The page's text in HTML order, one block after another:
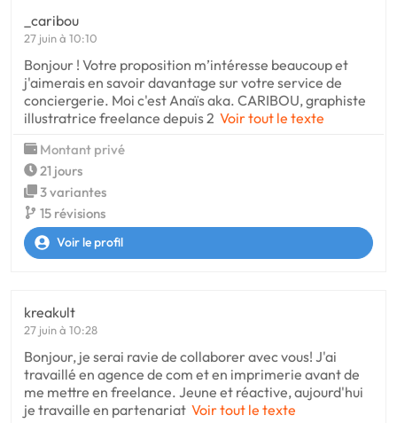
_caribou
27 juin à 10:10
Bonjour ! Votre proposition m’intéresse beaucoup et
j'aimerais en savoir davantage sur votre service de
conciergerie. Moi c'est Anaïs aka. CARIBOU, graphiste
illustratrice freelance depuis 2 Voir tout le texte
Montant privé
21 jours
3 variantes
15 révisions
Voir le profil
kreakult
27 juin à 10:28
Bonjour, je serai ravie de collaborer avec vous! J'ai
travaillé en agence de com et en imprimerie avant de
me mettre en freelance. Jeune et réactive, aujourd'hui
je travaille en partenariat Voir tout le texte